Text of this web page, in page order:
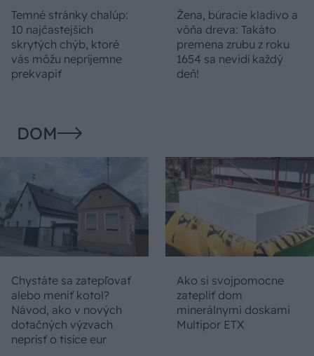
Temné stránky chalúp:
10 najčastejších
skrytých chýb, ktoré
vás môžu nepríjemne
prekvapiť
Žena, búracie kladivo a
vôňa dreva: Takáto
premena zrubu z roku
1654 sa nevidí každý
deň!
DOM
Chystáte sa zatepľovať
alebo meniť kotol?
Návod, ako v nových
dotačných výzvach
neprísť o tisíce eur
Ako si svojpomocne
zatepliť dom
minerálnymi doskami
Multipor ETX